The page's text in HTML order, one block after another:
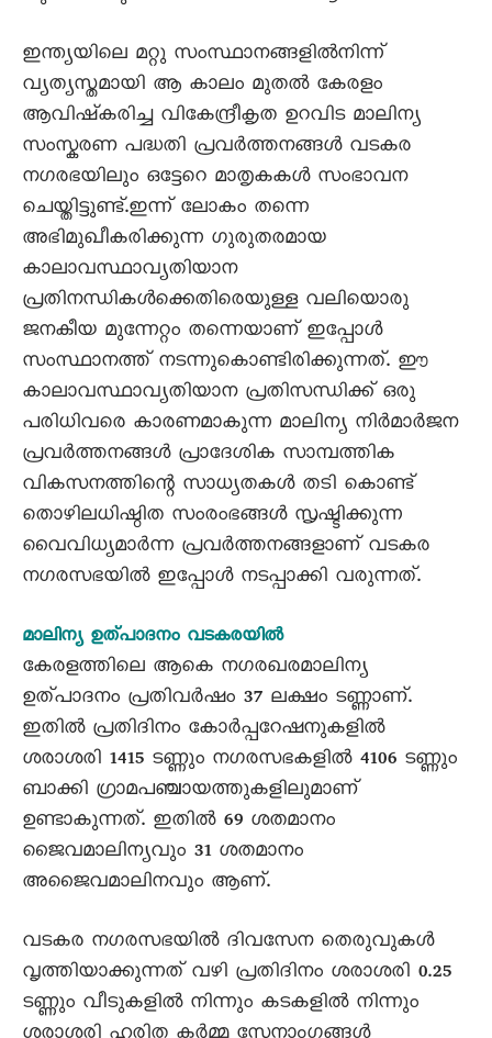
ഇന്ത്യയിലെ മറ്റു സംസ്ഥാനങ്ങളിൽനിന്ന്
വ്യത്യസ്തമായി ആ കാലം മുതൽ കേരളം
ആവിഷ്കരിച്ച വികേന്ദ്രീകൃത ഉറവിട മാലിന്യ
സംസ്കരണ പദ്ധതി പ്രവർത്തനങ്ങൾ വടകര
നഗരഭയിലും ഒട്ടേറെ മാതൃകകൾ സംഭാവന
ചെയ്തിട്ടുണ്ട്.ഇന്ന് ലോകം തന്നെ
അഭിമുഖീകരിക്കുന്ന ഗുരുതരമായ
കാലാവസ്ഥാവ്യതിയാന
പ്രതിനന്ധികൾക്കെതിരെയുള്ള വലിയൊരു
ജനകീയ മുന്നേറ്റം തന്നെയാണ് ഇപ്പോൾ
സംസ്ഥാനത്ത് നടന്നുകൊണ്ടിരിക്കുന്നത്. ഈ
കാലാവസ്ഥാവ്യതിയാന പ്രതിസന്ധിക്ക് ഒരു
പരിധിവരെ കാരണമാകുന്ന മാലിന്യ നിർമാർജന
പ്രവർത്തനങ്ങൾ പ്രാദേശിക സാമ്പത്തിക
വികസനത്തിന്റെ സാധ്യതകൾ തടി കൊണ്ട്
തൊഴിലധിഷ്ഠിത സംരംഭങ്ങൾ സൃഷ്ടിക്കുന്ന
വൈവിധ്യമാർന്ന പ്രവർത്തനങ്ങളാണ് വടകര
നഗരസഭയിൽ ഇപ്പോൾ നടപ്പാക്കി വരുന്നത്.
മാലിന്യ ഉത്പാദനം വടകരയിൽ
കേരളത്തിലെ ആകെ നഗരഖരമാലിന്യ
ഉത്പാദനം പ്രതിവർഷം 37 ലക്ഷം ടണ്ണാണ്.
ഇതിൽ പ്രതിദിനം കോർപ്പറേഷനുകളിൽ
ശരാശരി 1415 ടണ്ണും നഗരസഭകളിൽ 4106 ടണ്ണും
ബാക്കി ഗ്രാമപഞ്ചായത്തുകളിലുമാണ്
ഉണ്ടാകുന്നത്. ഇതിൽ 69 ശതമാനം
ജൈവമാലിന്യവും 31 ശതമാനം
അജൈവമാലിനവും ആണ്.
വടകര നഗരസഭയിൽ ദിവസേന തെരുവുകൾ
വൃത്തിയാക്കുന്നത് വഴി പ്രതിദിനം ശരാശരി 0.25
ടണ്ണും വീടുകളിൽ നിന്നും കടകളിൽ നിന്നും